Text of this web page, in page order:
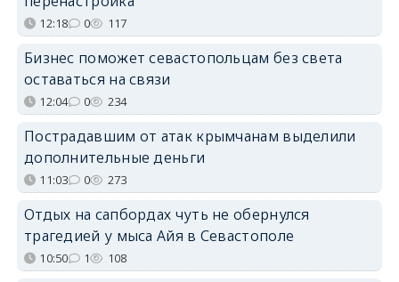
12:18 0 117
Бизнес поможет севастопольцам без света
оставаться на связи
12:04 0 234
Пострадавшим от атак крымчанам выделили
дополнительные деньги
11:03 0 273
Отдых на сапбордах чуть не обернулся
трагедией у мыса Айя в Севастополе
10:50 1 108